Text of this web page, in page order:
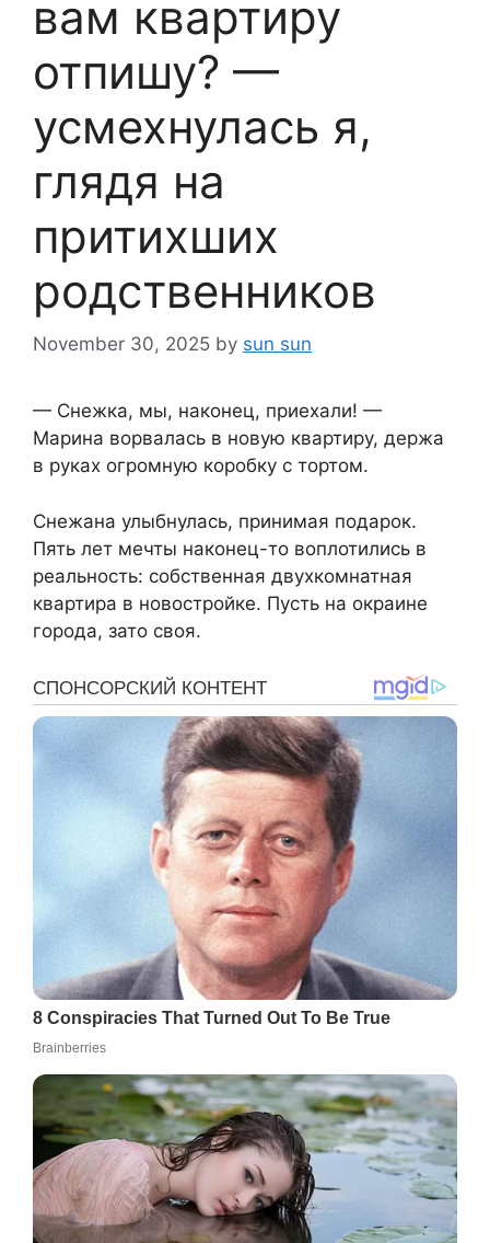
вам квартиру
отпишу? —
усмехнулась я,
глядя на
притихших
родственников
November 30, 2025 by sun sun
— Снежка, мы, наконец, приехали! —
Марина ворвалась в новую квартиру, держа
в руках огромную коробку с тортом.
Снежана улыбнулась, принимая подарок.
Пять лет мечты наконец-то воплотились в
реальность: собственная двухкомнатная
квартира в новостройке. Пусть на окраине
города, зато своя.